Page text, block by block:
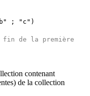
; "c")
de la première
contenant
de la collection